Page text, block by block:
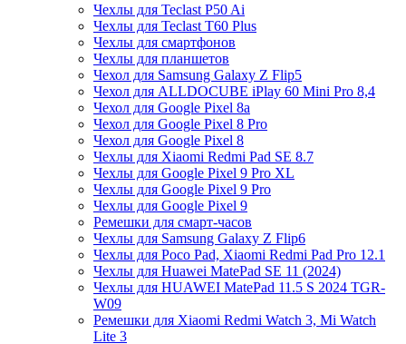
Чехлы для Teclast P50 Ai
Чехлы для Teclast T60 Plus
Чехлы для смартфонов
Чехлы для планшетов
Чехол для Samsung Galaxy Z Flip5
Чехол для ALLDOCUBE iPlay 60 Mini Pro 8,4
Чехол для Google Pixel 8a
Чехол для Google Pixel 8 Pro
Чехол для Google Pixel 8
Чехлы для Xiaomi Redmi Pad SE 8.7
Чехлы для Google Pixel 9 Pro XL
Чехлы для Google Pixel 9 Pro
Чехлы для Google Pixel 9
Ремешки для смарт-часов
Чехлы для Samsung Galaxy Z Flip6
Чехлы для Poco Pad, Xiaomi Redmi Pad Pro 12.1
Чехлы для Huawei MatePad SE 11 (2024)
Чехлы для HUAWEI MatePad 11.5 S 2024 TGR-
W09
Ремешки для Xiaomi Redmi Watch 3, Mi Watch
Lite 3